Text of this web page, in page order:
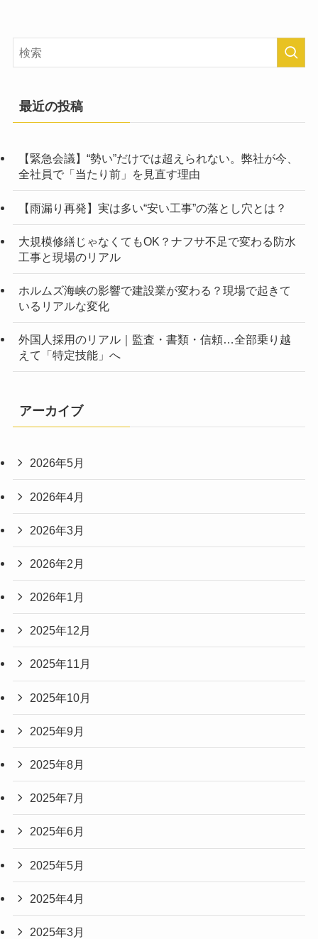
最近の投稿
【緊急会議】“勢い”だけでは超えられない。弊社が今、
全社員で「当たり前」を見直す理由
【雨漏り再発】実は多い“安い工事”の落とし穴とは？
大規模修繕じゃなくてもOK？ナフサ不足で変わる防水
工事と現場のリアル
ホルムズ海峡の影響で建設業が変わる？現場で起きて
いるリアルな変化
外国人採用のリアル｜監査・書類・信頼…全部乗り越
えて「特定技能」へ
アーカイブ
2026年5月
2026年4月
2026年3月
2026年2月
2026年1月
2025年12月
2025年11月
2025年10月
2025年9月
2025年8月
2025年7月
2025年6月
2025年5月
2025年4月
2025年3月